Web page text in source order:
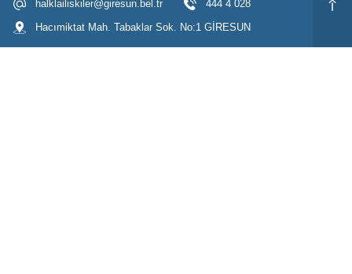
halklailiskiler@giresun.bel.tr
444 4 028
Hacımiktat Mah. Tabaklar Sok. No:1 GİRESUN